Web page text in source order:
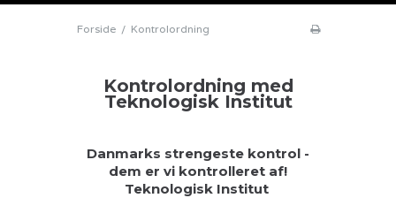
Forside / Kontrolordning
Kontrolordning med
Teknologisk Institut
Danmarks strengeste kontrol -
dem er vi kontrolleret af!
Teknologisk Institut